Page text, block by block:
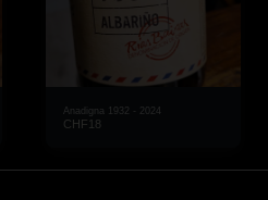
Anadigna 1932 - 2024
CHF 18